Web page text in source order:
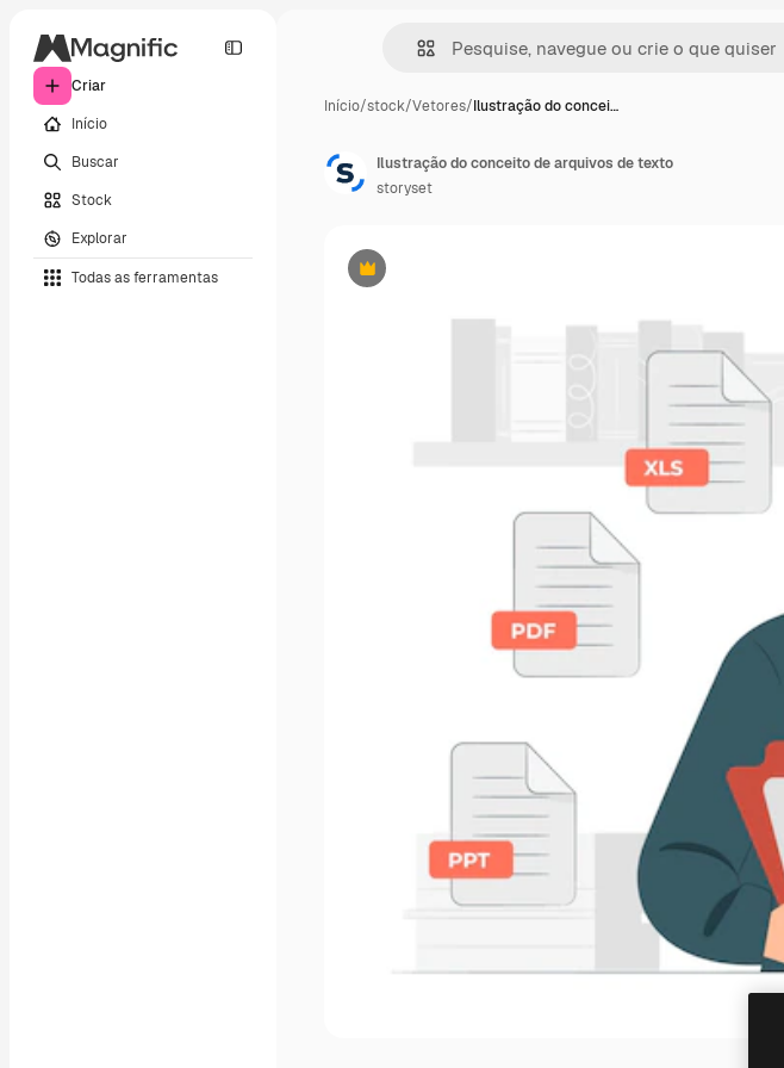
Criar
Início
Buscar
Stock
Explorar
Todas as ferramentas
Início/stock/Vetores/Ilustração do concei…
Premium
Ilustração do conceito de arquivos de texto
storyset